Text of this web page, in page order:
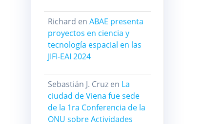
Richard en ABAE presenta
proyectos en ciencia y
tecnología espacial en las
JIFI-EAI 2024
Sebastián J. Cruzen La
ciudad de Viena fue sede
de la 1ra Conferencia de la
ONU sobre Actividades